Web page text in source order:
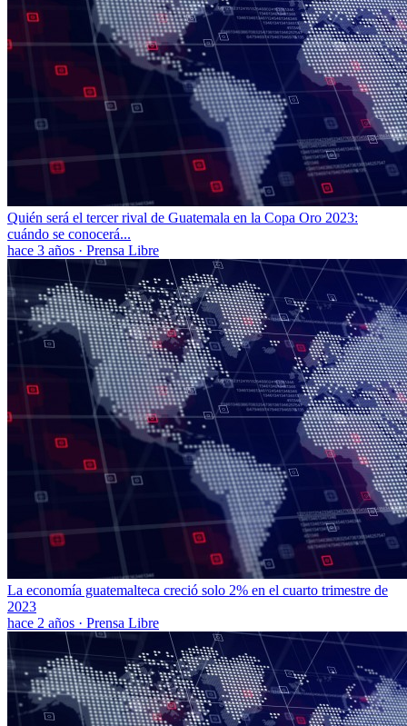
Quién será el tercer rival de Guatemala en la Copa Oro 2023:
cuándo se conocerá...
hace 3 años · Prensa Libre
La economía guatemalteca creció solo 2% en el cuarto trimestre de
2023
hace 2 años · Prensa Libre